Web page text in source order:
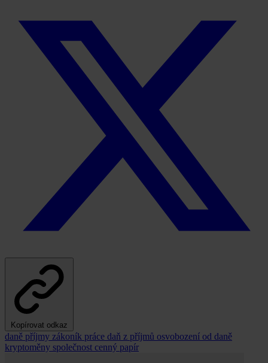
Kopírovat odkaz
daně příjmy zákoník práce daň z příjmů osvobození od daně
kryptoměny společnost cenný papír